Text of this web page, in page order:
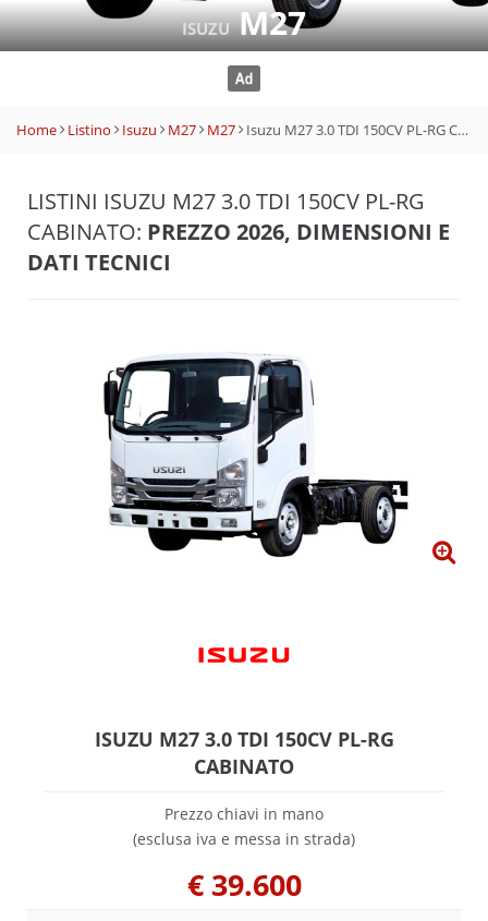
ISUZUM27
Home Listino Isuzu M27 M27 Isuzu M27 3.0 TDI 150CV PL-RG Cabinato
LISTINI ISUZU M27 3.0 TDI 150CV PL-RG
CABINATO: PREZZO 2026, DIMENSIONI E
DATI TECNICI
ISUZU M27 3.0 TDI 150CV PL-RG
CABINATO
Prezzo chiavi in mano
(esclusa iva e messa in strada)
€ 39.600